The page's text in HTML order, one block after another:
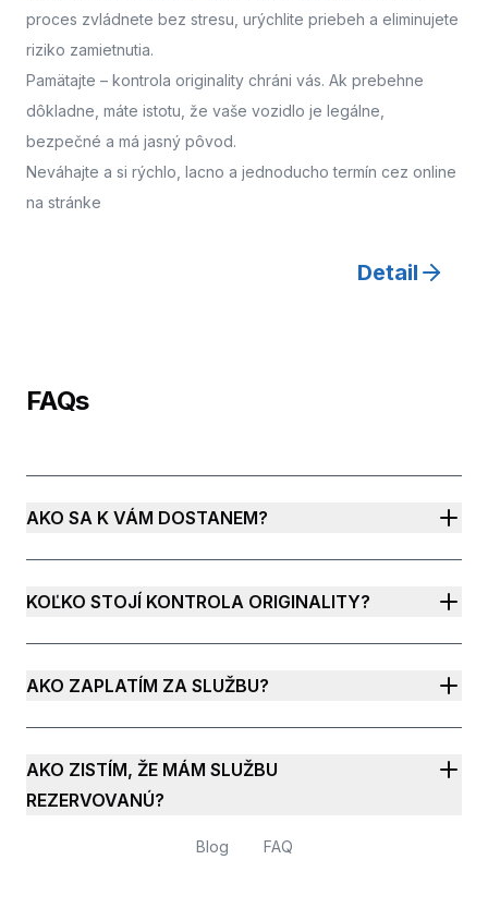
proces zvládnete bez stresu, urýchlite priebeh a eliminujete
riziko zamietnutia.
Pamätajte – kontrola originality chráni vás. Ak prebehne
dôkladne, máte istotu, že vaše vozidlo je legálne,
bezpečné a má jasný pôvod.
Neváhajte a si rýchlo, lacno a jednoducho termín cez online
na stránke
Detail
FAQs
AKO SA K VÁM DOSTANEM?
KOĽKO STOJÍ KONTROLA ORIGINALITY?
AKO ZAPLATÍM ZA SLUŽBU?
AKO ZISTÍM, ŽE MÁM SLUŽBU
REZERVOVANÚ?
Blog FAQ